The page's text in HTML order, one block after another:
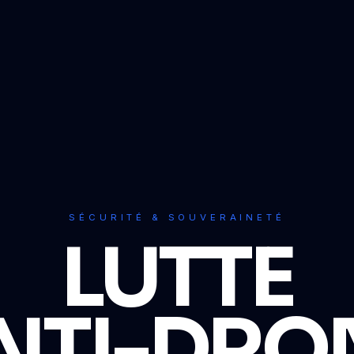
SÉCURITÉ & SOUVERAINETÉ
LUTTE